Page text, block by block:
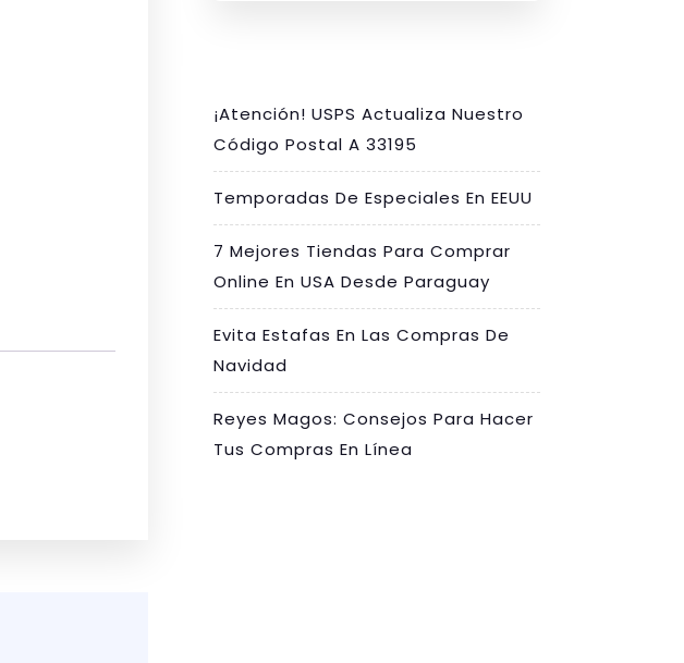
¡Atención! USPS Actualiza Nuestro
Código Postal A 33195
Temporadas De Especiales En EEUU
7 Mejores Tiendas Para Comprar
Online En USA Desde Paraguay
Evita Estafas En Las Compras De
Navidad
Reyes Magos: Consejos Para Hacer
Tus Compras En Línea